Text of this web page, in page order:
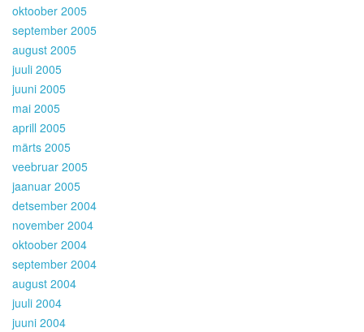
oktoober 2005
september 2005
august 2005
juuli 2005
juuni 2005
mai 2005
aprill 2005
märts 2005
veebruar 2005
jaanuar 2005
detsember 2004
november 2004
oktoober 2004
september 2004
august 2004
juuli 2004
juuni 2004